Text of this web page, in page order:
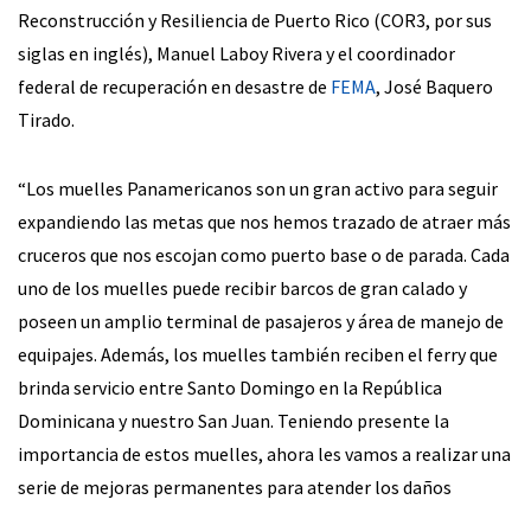
Reconstrucción y Resiliencia de Puerto Rico (COR3, por sus
siglas en inglés), Manuel Laboy Rivera y el coordinador
federal de recuperación en desastre de FEMA, José Baquero
Tirado.
“Los muelles Panamericanos son un gran activo para seguir
expandiendo las metas que nos hemos trazado de atraer más
cruceros que nos escojan como puerto base o de parada. Cada
uno de los muelles puede recibir barcos de gran calado y
poseen un amplio terminal de pasajeros y área de manejo de
equipajes. Además, los muelles también reciben el ferry que
brinda servicio entre Santo Domingo en la República
Dominicana y nuestro San Juan. Teniendo presente la
importancia de estos muelles, ahora les vamos a realizar una
serie de mejoras permanentes para atender los daños